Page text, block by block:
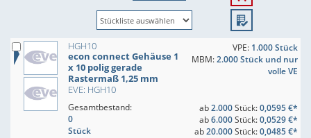
HGH10
econ connect Gehäuse 1
x 10 polig gerade
Rastermaß 1,25 mm
EVE: HGH10
VPE: 1.000 Stück
MBM:2.000 Stück und nur
volle VE
Gesamtbestand:
0
Stück
ab2.000Stück:0,0595 €*
ab6.000Stück:0,0529 €*
ab20.000Stück:0,0485 €*